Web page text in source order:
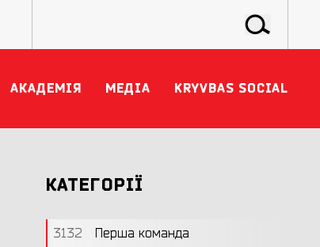
АКАДЕМІЯ МЕДІА KRYVBAS SOCIAL
КАТЕГОРІЇ
3132
Перша команда